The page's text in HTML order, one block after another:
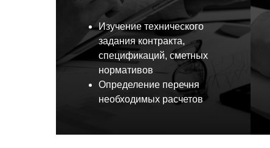
Изучение технического
задания контракта,
спецификаций, сметных
нормативов
Определение перечня
необходимых расчетов